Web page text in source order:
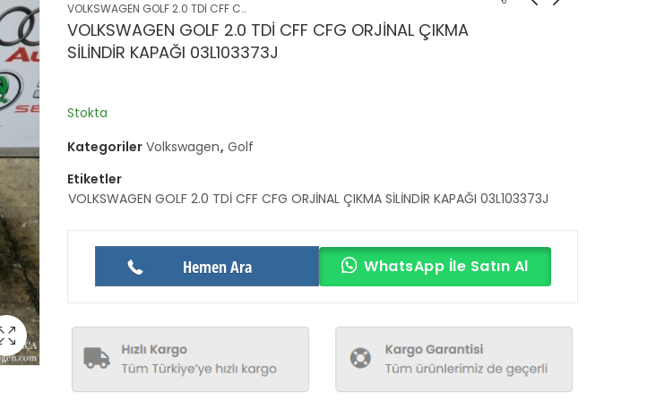
VOLKSWAGEN GOLF 2.0 TDİ CFF CFG ORJİNAL ÇIKMA SİLİNDİR KAPAĞI 03L103373J
VOLKSWAGEN GOLF 2.0 TDİ CFF CFG ORJİNAL ÇIKMA
SİLİNDİR KAPAĞI 03L103373J
Stokta
Kategoriler Volkswagen, Golf
Etiketler
VOLKSWAGEN GOLF 2.0 TDİ CFF CFG ORJİNAL ÇIKMA SİLİNDİR KAPAĞI 03L103373J
Hemen Ara WhatsApp İle Satın Al